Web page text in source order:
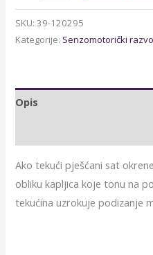
SKU:39-120295
Kategorije: Senzomotorički
Opis
Ako tekući pješćani sat
obliku kapljica koje tonu na
tekućina uzrokuje podizanje